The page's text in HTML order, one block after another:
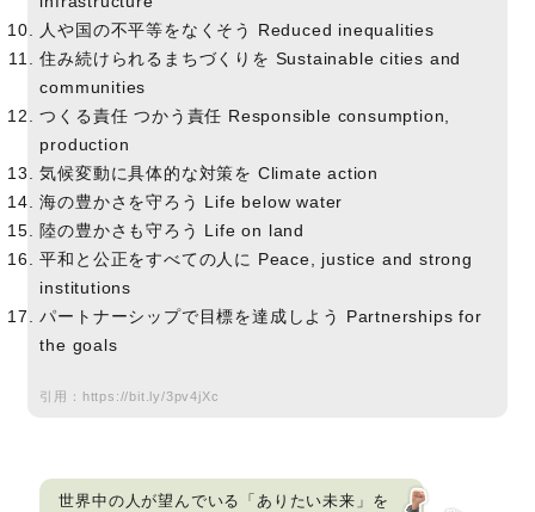
人や国の不平等をなくそう Reduced inequalities
住み続けられるまちづくりを Sustainable cities and
communities
つくる責任 つかう責任 Responsible consumption,
production
気候変動に具体的な対策を Climate action
海の豊かさを守ろう Life below water
陸の豊かさも守ろう Life on land
平和と公正をすべての人に Peace, justice and strong
institutions
パートナーシップで目標を達成しよう Partnerships for
the goals
引用： https://bit.ly/3pv4jXc
世界中の人が望んでいる「ありたい未来」を